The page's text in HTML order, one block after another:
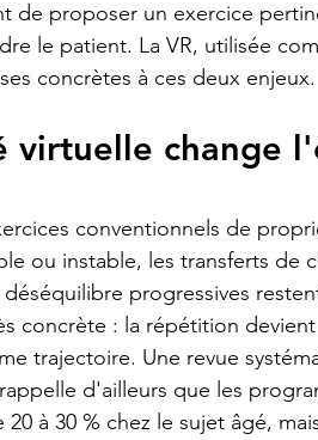
de proposer un exercice
le patient. La VR, utilisée
concrètes à ces deux enjeux.
virtuelle change
conventionnels de
ou instable, les transferts de
progressives
concrète : la répétition
trajectoire. Une revue
d'ailleurs que les
à 30 % chez le sujet âgé,